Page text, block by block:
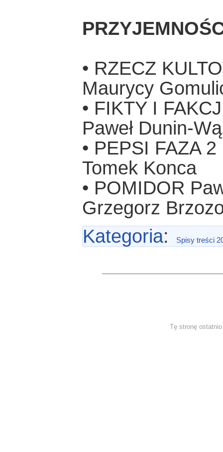
• RZECZ
Maurycy
• FIKTY I
Paweł Dunin-
• PEPSI FAZA
Tomek Konca
• POMIDOR
Grzegorz
Kategoria: Spisy treści
Tę stronę